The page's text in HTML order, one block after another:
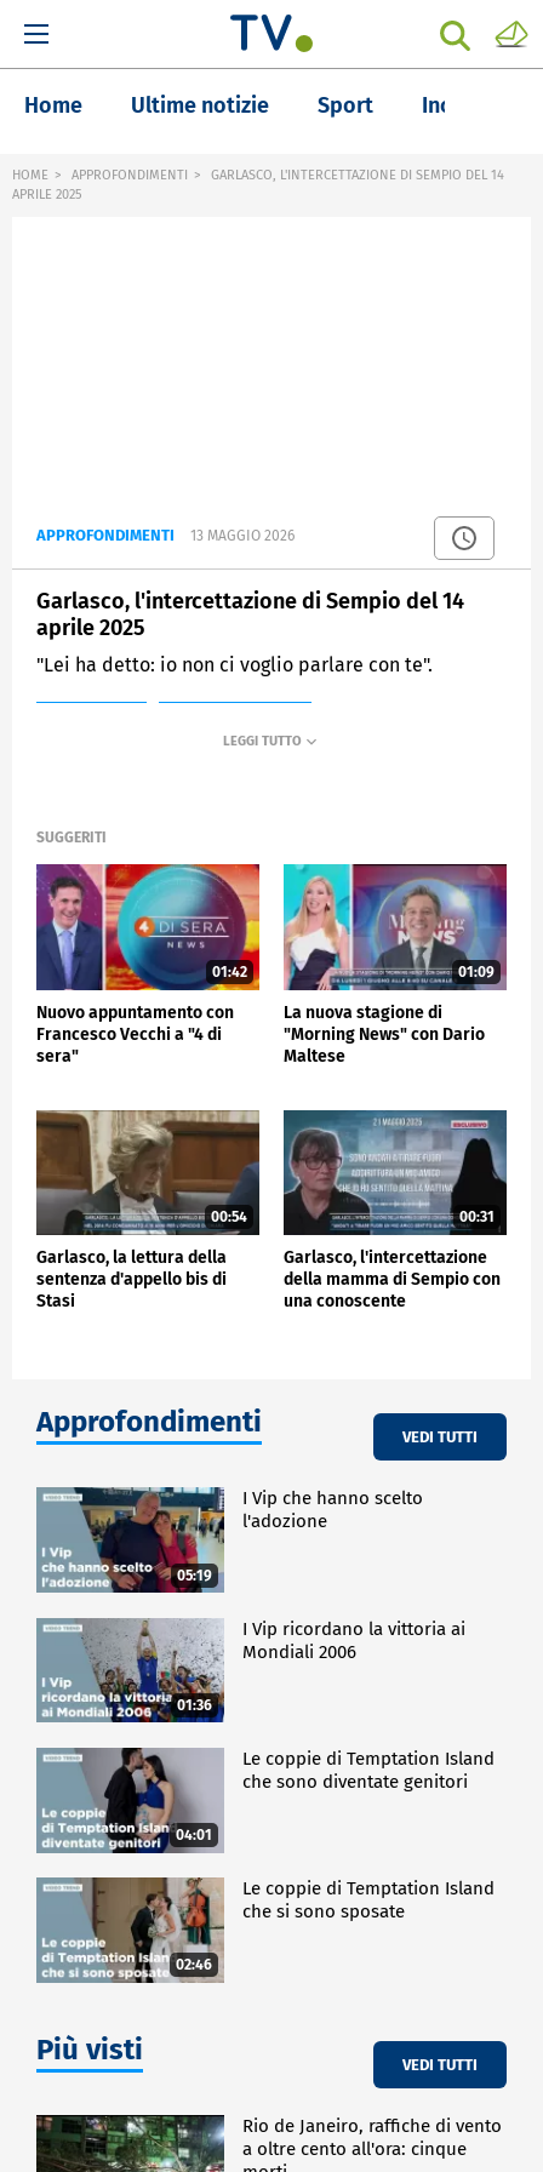
Home Ultime notizie Sport Inchieste
HOME APPROFONDIMENTI
GARLASCO, L'INTERCETTAZIONE DI SEMPIO DEL 14
APRILE 2025
APPROFONDIMENTI 13 MAGGIO 2026
Garlasco, l'intercettazione di Sempio del 14
aprile 2025
"Lei ha detto: io non ci voglio parlare con te".
SUGGERITI
01:42
Nuovo appuntamento con
Francesco Vecchi a "4 di
sera"
01:09
La nuova stagione di
"Morning News" con Dario
Maltese
00:54
Garlasco, la lettura della
sentenza d'appello bis di
Stasi
00:31
Garlasco, l'intercettazione
della mamma di Sempio con
una conoscente
Approfondimenti VEDI TUTTI
05:19
I Vip che hanno scelto
l'adozione
01:36
I Vip ricordano la vittoria ai
Mondiali 2006
04:01
Le coppie di Temptation Island
che sono diventate genitori
02:46
Le coppie di Temptation Island
che si sono sposate
Più visti VEDI TUTTI
Rio de Janeiro, raffiche di vento
a oltre cento all'ora: cinque